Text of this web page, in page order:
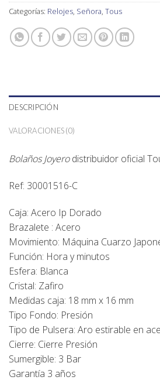
Categorías: Relojes, Señora, Tous
DESCRIPCIÓN
VALORACIONES (0)
Bolaños Joyerodistribuidor oficial
Ref: 30001516-C
Caja: Acero Ip Dorado
Brazalete : Acero
Movimiento: Máquina Cuarzo
Función: Hora y minutos
Esfera: Blanca
Cristal: Zafiro
Medidas caja: 18 mm x 16 mm
Tipo Fondo: Presión
Tipo de Pulsera: Aro estirable en
Cierre: Cierre Presión
Sumergible: 3 Bar
Garantía 3 años